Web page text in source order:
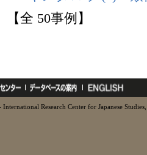
【全 50事例】
Research Center for Japanese